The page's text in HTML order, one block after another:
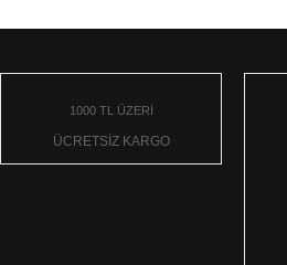
1000 TL ÜZERİ
ÜCRETSİZ KARGO